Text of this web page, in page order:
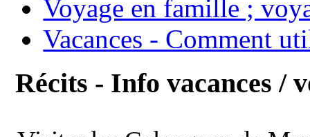
Voyage en famille ;
Vacances - Comment
Récits - Info vacances /